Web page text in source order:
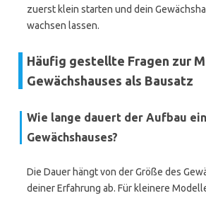
zuerst klein starten und dein
wachsen lassen.
Häufig gestellte Fragen zur
Gewächshauses als Bausatz
Wie lange dauert der Aufbau
Gewächshauses?
Die Dauer hängt von der Größe des
deiner Erfahrung ab. Für kleinere